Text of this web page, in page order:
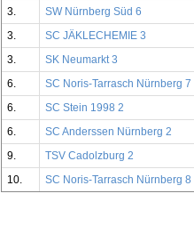
3.
SW Nürnberg Süd 6
3.
SC JÄKLECHEMIE 3
3.
SK Neumarkt 3
6.
SC Noris-Tarrasch Nürnberg 7
6.
SC Stein 1998 2
6.
SC Anderssen Nürnberg 2
9.
TSV Cadolzburg 2
10.
SC Noris-Tarrasch Nürnberg 8